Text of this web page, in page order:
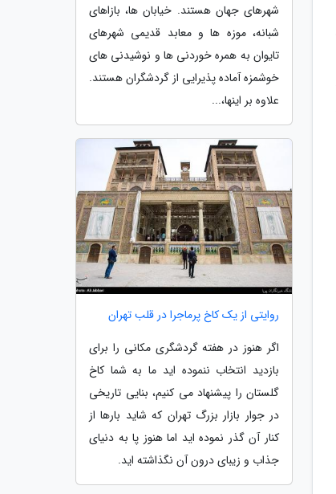
شهرهای جهان هستند. خیابان ها، بازاهای
شبانه، موزه ها و معابد قدیمی شهرهای
تایوان به همره خوردنی ها و نوشیدنی های
خوشمزه آماده پذیرایی از گردشگران هستند.
علاوه بر اینها،...
روایتی از یک کاخ پرماجرا در قلب تهران
اگر هنوز در هفته گردشگری مکانی را برای
بازدید انتخاب ننموده اید ما به شما کاخ
گلستان را پیشنهاد می کنیم، بنایی تاریخی
در جوار بازار بزرگ تهران که شاید بارها از
کنار آن گذر نموده اید اما هنوز پا به دنیای
جذاب و زیبای درون آن نگذاشته اید.